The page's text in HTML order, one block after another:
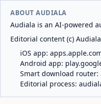
ABOUT AUDIALA
Audiala is an AI-powered
Editorial content (c)
iOS app:
Android app:
Smart download router:
Editorial process: